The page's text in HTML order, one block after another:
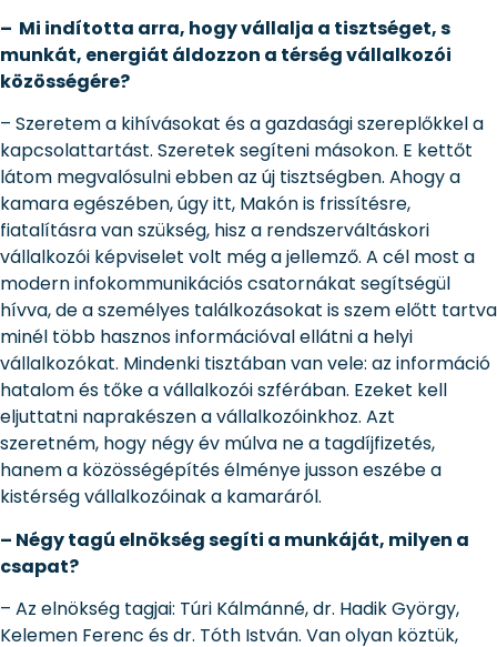
– Mi indította arra, hogy vállalja a tisztséget, s
munkát, energiát áldozzon a térség vállalkozói
közösségére?
– Szeretem a kihívásokat és a gazdasági szereplőkkel a
kapcsolattartást. Szeretek segíteni másokon. E kettőt
látom megvalósulni ebben az új tisztségben. Ahogy a
kamara egészében, úgy itt, Makón is frissítésre,
fiatalításra van szükség, hisz a rendszerváltáskori
vállalkozói képviselet volt még a jellemző. A cél most a
modern infokommunikációs csatornákat segítségül
hívva, de a személyes találkozásokat is szem előtt tartva
minél több hasznos információval ellátni a helyi
vállalkozókat. Mindenki tisztában van vele: az információ
hatalom és tőke a vállalkozói szférában. Ezeket kell
eljuttatni naprakészen a vállalkozóinkhoz. Azt
szeretném, hogy négy év múlva ne a tagdíjfizetés,
hanem a közösségépítés élménye jusson eszébe a
kistérség vállalkozóinak a kamaráról.
– Négy tagú elnökség segíti a munkáját, milyen a
csapat?
– Az elnökség tagjai: Túri Kálmánné, dr. Hadik György,
Kelemen Ferenc és dr. Tóth István. Van olyan köztük,